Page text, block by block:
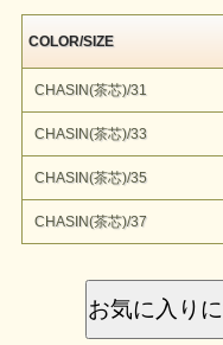
『Westen
2026/07/04 10：00 販売開
牛一頭から15本しかベルト
（腰～お尻）部位 を使用
げ手作業にて完璧に仕上げ
厚銀メッキ加工を施した真
やや細めのベルトになります
1992年の創業当時から製
けてあります。
※転売防止の為、同一名義
COLOR/SIZE
CHASIN(茶芯)/31
CHASIN(茶芯)/33
CHASIN(茶芯)/35
CHASIN(茶芯)/37